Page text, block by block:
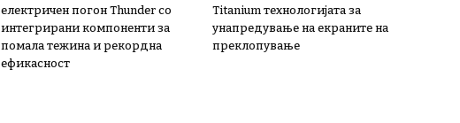
електричен погон Thunder со
интегрирани компоненти за
помала тежина и рекордна
ефикасност
Titanium технологијата за
унапредување на екраните на
преклопување